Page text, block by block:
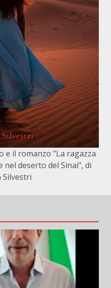
e il romanzo "La ragazza
deserto del Sinai", di
Silvestri